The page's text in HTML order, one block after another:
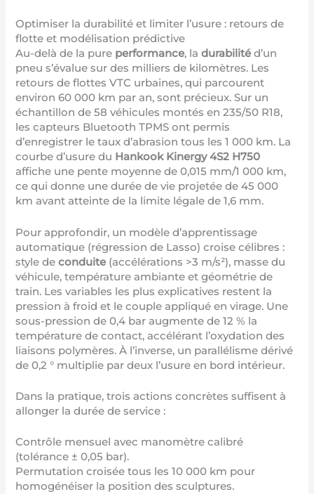
Optimiser la durabilité et limiter l’usure : retours de
flotte et modélisation prédictive
Au-delà de la pure performance, ladurabilité d’un
pneu s’évalue sur des milliers de kilomètres. Les
retours de flottes VTC urbaines, qui parcourent
environ 60 000 km par an, sont précieux. Sur un
échantillon de 58 véhicules montés en 235/50 R18,
les capteurs Bluetooth TPMS ont permis
d’enregistrer le taux d’abrasion tous les 1 000 km. La
courbe d’usure du Hankook Kinergy 4S2 H750
affiche une pente moyenne de 0,015 mm/1 000 km,
ce qui donne une durée de vie projetée de 45 000
km avant atteinte de la limite légale de 1,6 mm.
Pour approfondir, un modèle d’apprentissage
automatique (régression de Lasso) croise célibres :
style deconduite (accélérations >3 m/s²), masse du
véhicule, température ambiante et géométrie de
train. Les variables les plus explicatives restent la
pression à froid et le couple appliqué en virage. Une
sous-pression de 0,4 bar augmente de 12 % la
température de contact, accélérant l’oxydation des
liaisons polymères. À l’inverse, un parallélisme dérivé
de 0,2 ° multiplie par deux l’usure en bord intérieur.
Dans la pratique, trois actions concrètes suffisent à
allonger la durée de service :
Contrôle mensuel avec manomètre calibré
(tolérance ± 0,05 bar).
Permutation croisée tous les 10 000 km pour
homogénéiser la position des sculptures.